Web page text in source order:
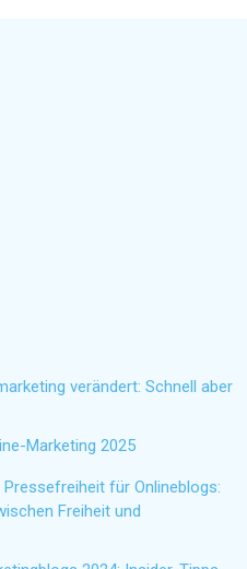
verändert: Schnell aber
Marketing 2025
für Onlineblogs:
Freiheit und